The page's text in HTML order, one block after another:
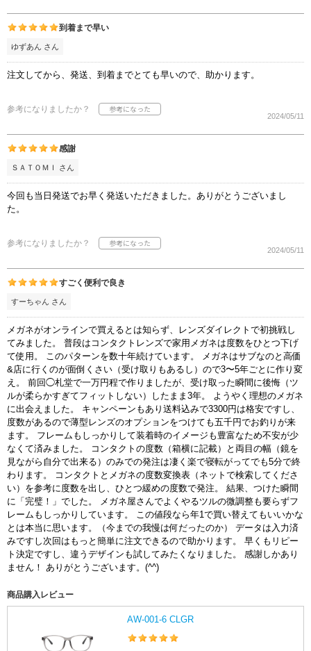
到着まで早い
ゆずあん さん
注文してから、発送、到着までとても早いので、助かります。
参考になりましたか？
2024/05/11
感謝
ＳＡＴＯＭＩ さん
今回も当日発送でお早く発送いただきました。ありがとうございまし
た。
参考になりましたか？
2024/05/11
すごく便利で良き
すーちゃん さん
メガネがオンラインで買えるとは知らず、レンズダイレクトで初挑戦し
てみました。 普段はコンタクトレンズで家用メガネは度数をひとつ下げ
て使用。 このパターンを数十年続けています。 メガネはサブなのと高価
&店に行くのが面倒くさい（受け取りもあるし）ので3〜5年ごとに作り変
え。 前回◯札堂で一万円程で作りましたが、受け取った瞬間に後悔（ツ
ルが柔らかすぎてフィットしない）したまま3年。 ようやく理想のメガネ
に出会えました。 キャンペーンもあり送料込みで3300円は格安ですし、
度数があるので薄型レンズのオプションをつけても五千円でお釣りが来
ます。 フレームもしっかりして装着時のイメージも豊富なため不安が少
なくて済みました。 コンタクトの度数（箱横に記載）と両目の幅（鏡を
見ながら自分で出来る）のみでの発注は凄く楽で寝転がってでも5分で終
わります。 コンタクトとメガネの度数変換表（ネットで検索してくださ
い）を参考に度数を出し、ひとつ緩めの度数で発注。 結果、つけた瞬間
に「完璧！」でした。 メガネ屋さんでよくやるツルの微調整も要らずフ
レームもしっかりしています。 この値段なら年1で買い替えてもいいかな
とは本当に思います。（今までの我慢は何だったのか） データは入力済
みですし次回はもっと簡単に注文できるので助かります。 早くもリピー
ト決定ですし、違うデザインも試してみたくなりました。 感謝しかあり
ません！ ありがとうございます。(^^)
商品購入レビュー
AW-001-6 CLGR